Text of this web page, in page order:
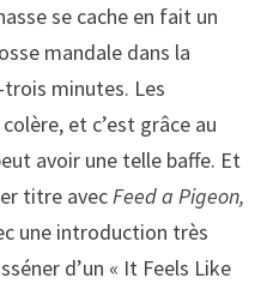
se cache en fait un
mandale dans la
minutes. Les
et c’est grâce au
avoir une telle baffe. Et
titre avec Feed a Pigeon,
une introduction très
d’un « It Feels Like